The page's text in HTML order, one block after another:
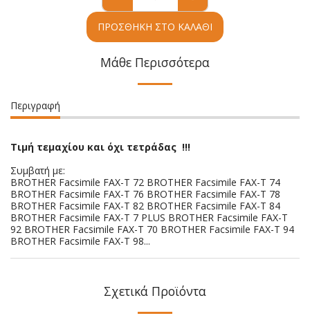
ΠΡΟΣΘΉΚΗ ΣΤΟ ΚΑΛΆΘΙ
Μάθε Περισσότερα
Περιγραφή
Τιμή τεμαχίου και όχι τετράδας !!!
Συμβατή με:
BROTHER Facsimile FAX-T 72 BROTHER Facsimile FAX-T 74
BROTHER Facsimile FAX-T 76 BROTHER Facsimile FAX-T 78
BROTHER Facsimile FAX-T 82 BROTHER Facsimile FAX-T 84
BROTHER Facsimile FAX-T 7 PLUS BROTHER Facsimile FAX-T
92 BROTHER Facsimile FAX-T 70 BROTHER Facsimile FAX-T 94
BROTHER Facsimile FAX-T 98...
Σχετικά Προϊόντα